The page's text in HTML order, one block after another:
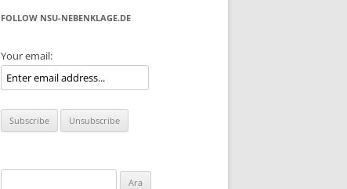
FOLLOW NSU-NEBENKLAGE.DE
Your email: